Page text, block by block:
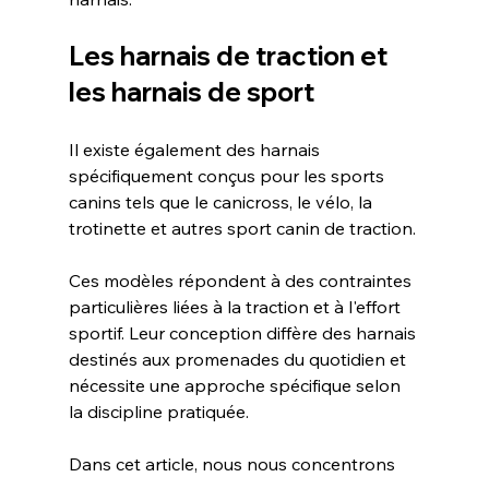
Les harnais de traction et
les harnais de sport
Il existe également des harnais
spécifiquement conçus pour les sports
canins tels que le canicross, le vélo, la
trotinette et autres sport canin de traction.
Ces modèles répondent à des contraintes
particulières liées à la traction et à l'effort
sportif. Leur conception diffère des harnais
destinés aux promenades du quotidien et
nécessite une approche spécifique selon
la discipline pratiquée.
Dans cet article, nous nous concentrons